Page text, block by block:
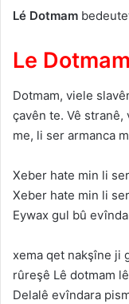
Lé Dotmam
Le
Dotmam, viele
çavên te. Vê
me, li ser armanca
Xeber hate min li
Xeber hate min li
Eywax gul bû
xema qet nakşîne ji
rûreşê Lê dotmam
Delalê evîndara